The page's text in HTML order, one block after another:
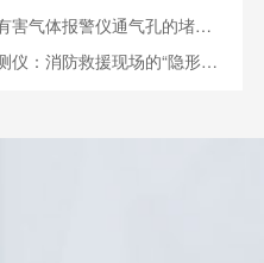
仪通气孔的堵塞怎么预防？附疏通指南
消防救援现场的“隐形安全卫士”